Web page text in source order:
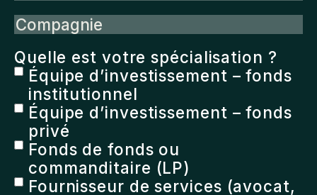
Compagnie
Quelle est votre spécialisation ?
Équipe d’investissement – fonds
institutionnel
Équipe d’investissement – fonds
privé
Fonds de fonds ou
commanditaire (LP)
Fournisseur de services (avocat,